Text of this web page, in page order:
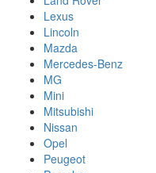
Lexus
Lincoln
Mazda
Mercedes-Benz
MG
Mini
Mitsubishi
Nissan
Opel
Peugeot